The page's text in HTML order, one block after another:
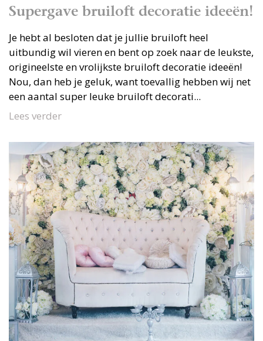
Supergave bruiloft decoratie ideeën!
Je hebt al besloten dat je jullie bruiloft heel
uitbundig wil vieren en bent op zoek naar de leukste,
origineelste en vrolijkste bruiloft decoratie ideeën!
Nou, dan heb je geluk, want toevallig hebben wij net
een aantal super leuke bruiloft decorati...
Lees verder